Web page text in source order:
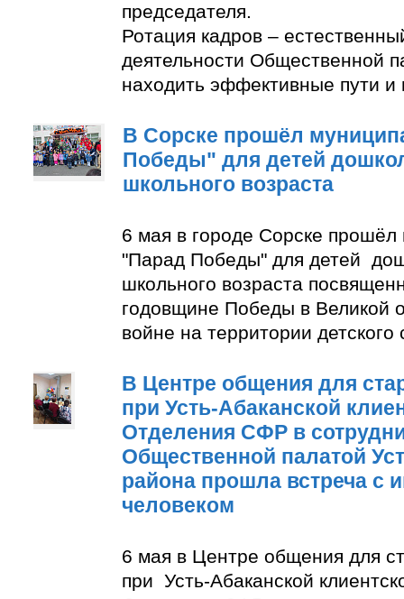
председателя.
Ротация кадров –
деятельности Общественной
находить эффективные пути
В Сорске прошёл
Победы" для детей
школьного возраста
6 мая в городе Сорске
"Парад Победы" для детей
школьного возраста
годовщине Победы в Великой
войне на территории
В Центре общения для
при Усть-Абаканской
Отделения СФР в
Общественной палатой
района прошла встреча с
человеком
6 мая в Центре общения для
при Усть-Абаканской